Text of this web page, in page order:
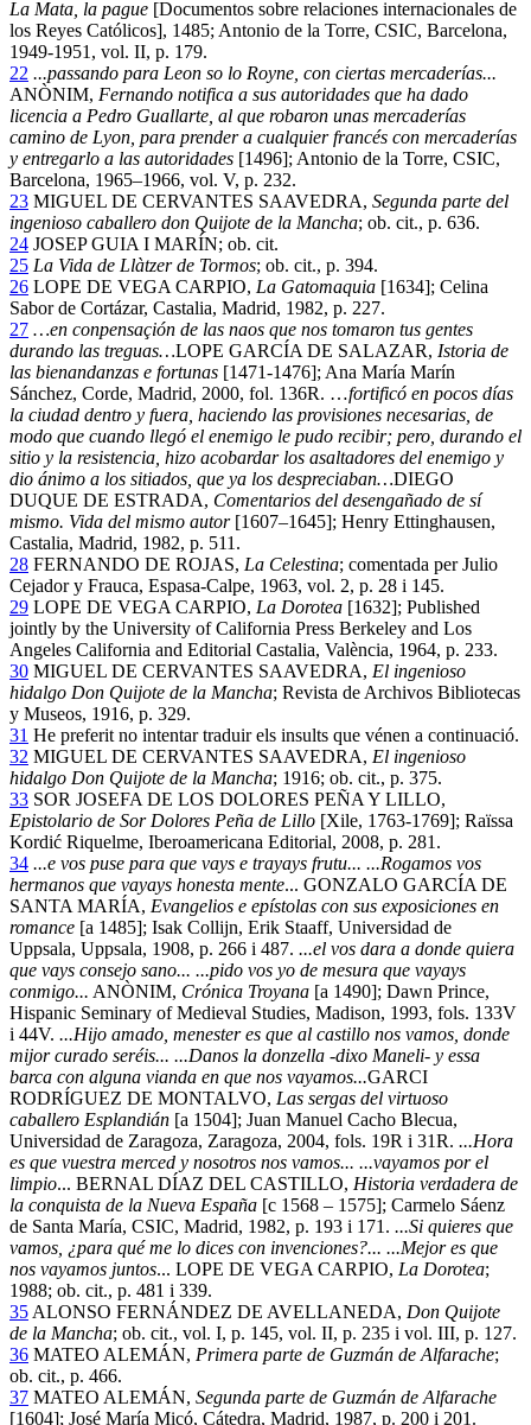
La Mata, la pague [Documentos sobre relaciones internacionales de
los Reyes Católicos], 1485; Antonio de la Torre, CSIC, Barcelona,
1949-1951, vol. II, p. 179.
22 ...passando para Leon so lo Royne, con ciertas mercaderías...
ANÒNIM, Fernando notifica a sus autoridades que ha dado
licencia a Pedro Guallarte, al que robaron unas mercaderías
camino de Lyon, para prender a cualquier francés con mercaderías
y entregarlo a las autoridades [1496]; Antonio de la Torre, CSIC,
Barcelona, 1965–1966, vol. V, p. 232.
23 MIGUEL DE CERVANTES SAAVEDRA, Segunda parte del
ingenioso caballero don Quijote de la Mancha; ob. cit., p. 636.
24 JOSEP GUIA I MARÍN; ob. cit.
25 La Vida de Llàtzer de Tormos; ob. cit., p. 394.
26 LOPE DE VEGA CARPIO, La Gatomaquia [1634]; Celina
Sabor de Cortázar, Castalia, Madrid, 1982, p. 227.
27 …en conpensaçión de las naos que nos tomaron tus gentes
durando las treguas…LOPE GARCÍA DE SALAZAR, Istoria de
las bienandanzas e fortunas [1471-1476]; Ana María Marín
Sánchez, Corde, Madrid, 2000, fol. 136R. …fortificó en pocos días
la ciudad dentro y fuera, haciendo las provisiones necesarias, de
modo que cuando llegó el enemigo le pudo recibir; pero, durando el
sitio y la resistencia, hizo acobardar los asaltadores del enemigo y
dio ánimo a los sitiados, que ya los despreciaban…DIEGO
DUQUE DE ESTRADA, Comentarios del desengañado de sí
mismo. Vida del mismo autor[1607–1645]; Henry Ettinghausen,
Castalia, Madrid, 1982, p. 511.
28 FERNANDO DE ROJAS, La Celestina; comentada per Julio
Cejador y Frauca, Espasa-Calpe, 1963, vol. 2, p. 28 i 145.
29 LOPE DE VEGA CARPIO, La Dorotea [1632]; Published
jointly by the University of California Press Berkeley and Los
Angeles California and Editorial Castalia, València, 1964, p. 233.
30 MIGUEL DE CERVANTES SAAVEDRA, El ingenioso
hidalgo Don Quijote de la Mancha; Revista de Archivos Bibliotecas
y Museos, 1916, p. 329.
31 He preferit no intentar traduir els insults que vénen a continuació.
32 MIGUEL DE CERVANTES SAAVEDRA, El ingenioso
hidalgo Don Quijote de la Mancha; 1916; ob. cit., p. 375.
33 SOR JOSEFA DE LOS DOLORES PEÑA Y LILLO,
Epistolario de Sor Dolores Peña de Lillo [Xile, 1763-1769]; Raïssa
Kordić Riquelme, Iberoamericana Editorial, 2008, p. 281.
34 ...e vos puse para que vays e trayays frutu... ...Rogamos vos
hermanos que vayays honesta mente... GONZALO GARCÍA DE
SANTA MARÍA, Evangelios e epístolas con sus exposiciones en
romance [a 1485]; Isak Collijn, Erik Staaff, Universidad de
Uppsala, Uppsala, 1908, p. 266 i 487. ...el vos dara a donde quiera
que vays consejo sano... ...pido vos yo de mesura que vayays
conmigo... ANÒNIM, Crónica Troyana [a 1490]; Dawn Prince,
Hispanic Seminary of Medieval Studies, Madison, 1993, fols. 133V
i 44V. ...Hijo amado, menester es que al castillo nos vamos, donde
mijor curado seréis... ...Danos la donzella -dixo Maneli- y essa
barca con alguna vianda en que nos vayamos...GARCI
RODRÍGUEZ DE MONTALVO, Las sergas del virtuoso
caballero Esplandián [a 1504]; Juan Manuel Cacho Blecua,
Universidad de Zaragoza, Zaragoza, 2004, fols. 19R i 31R. ...Hora
es que vuestra merced y nosotros nos vamos... ...vayamos por el
limpio... BERNAL DÍAZ DEL CASTILLO, Historia verdadera de
la conquista de la Nueva España [c 1568 – 1575]; Carmelo Sáenz
de Santa María, CSIC, Madrid, 1982, p. 193 i 171. ...Si quieres que
vamos, ¿para qué me lo dices con invenciones?... ...Mejor es que
nos vayamos juntos... LOPE DE VEGA CARPIO, La Dorotea;
1988; ob. cit., p. 481 i 339.
35 ALONSO FERNÁNDEZ DE AVELLANEDA, Don Quijote
de la Mancha; ob. cit., vol. I, p. 145, vol. II, p. 235 i vol. III, p. 127.
36 MATEO ALEMÁN, Primera parte de Guzmán de Alfarache;
ob. cit., p. 466.
37 MATEO ALEMÁN, Segunda parte de Guzmán de Alfarache
[1604]; José María Micó, Cátedra, Madrid, 1987, p. 200 i 201.